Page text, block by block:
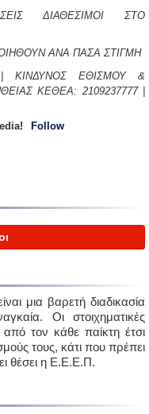
ΔΙΑΘΕΣΙΜΟΙ ΣΤΟ
ΑΝΑ ΠΑΣΑ ΣΤΙΓΜΗ
ΚΙΝΔΥΝΟΣ ΕΘΙΣΜΟΥ &
ΚΕΘΕΑ: 2109237777 |
Follow
μια βαρετή διαδικασία
Οι στοιχηματικές
τον κάθε παίκτη έτσι
τους, κάτι που πρέπει
θέσει η Ε.Ε.Ε.Π.